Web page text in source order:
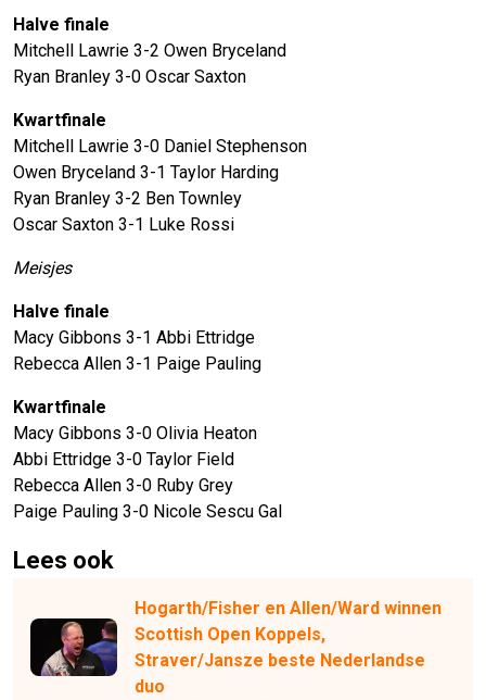
Halve finale
Mitchell Lawrie 3-2 Owen Bryceland
Ryan Branley 3-0 Oscar Saxton
Kwartfinale
Mitchell Lawrie 3-0 Daniel Stephenson
Owen Bryceland 3-1 Taylor Harding
Ryan Branley 3-2 Ben Townley
Oscar Saxton 3-1 Luke Rossi
Meisjes
Halve finale
Macy Gibbons 3-1 Abbi Ettridge
Rebecca Allen 3-1 Paige Pauling
Kwartfinale
Macy Gibbons 3-0 Olivia Heaton
Abbi Ettridge 3-0 Taylor Field
Rebecca Allen 3-0 Ruby Grey
Paige Pauling 3-0 Nicole Sescu Gal
Lees ook
Hogarth/Fisher en Allen/Ward winnen
Scottish Open Koppels,
Straver/Jansze beste Nederlandse
duo